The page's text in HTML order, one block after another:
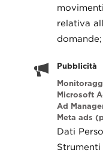
relativa
Pubblicità
Microsoft
Ad
Meta ads
Dati